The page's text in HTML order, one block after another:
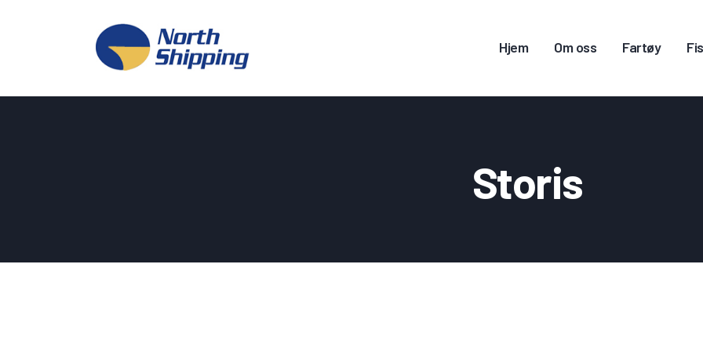
Hjem Om oss Fartøy
Storis
KONTAKT OSS